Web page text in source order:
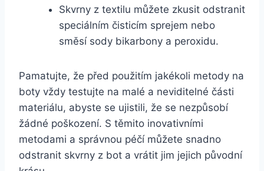
Skvrny z ⁤textilu⁤ můžete zkusit⁣ odstranit‌
speciálním čisticím ​sprejem nebo
směsí sody bikarbony a peroxidu.
Pamatujte, že před použitím jakékoli ⁤metody na
boty vždy testujte na malé a neviditelné⁤ části
materiálu, abyste se ujistili, že‌ se nezpůsobí
žádné poškození. ⁣S těmito inovativními
metodami ‌a správnou​ péčí můžete snadno
odstranit skvrny z bot a vrátit‌ jim jejich původní